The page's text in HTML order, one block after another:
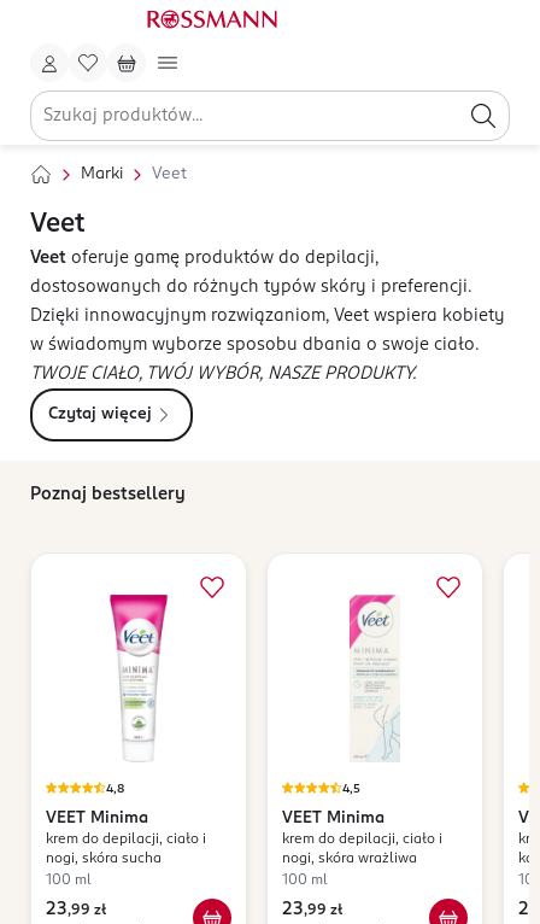
Marki Veet
Veet
Veet oferuje gamę produktów do depilacji,
dostosowanych do różnych typów skóry i preferencji.
Dzięki innowacyjnym rozwiązaniom, Veet wspiera kobiety
w świadomym wyborze sposobu dbania o swoje ciało.
TWOJE CIAŁO, TWÓJ WYBÓR, NASZE PRODUKTY.
Czytaj więcej
Poznaj bestsellery
4,8
VEET Minima
krem do depilacji, ciało i
nogi, skóra sucha
100 ml
23,99 zł
4,5
VEET Minima
krem do depilacji, ciało i
nogi, skóra wrażliwa
100 ml
23,99 zł 27